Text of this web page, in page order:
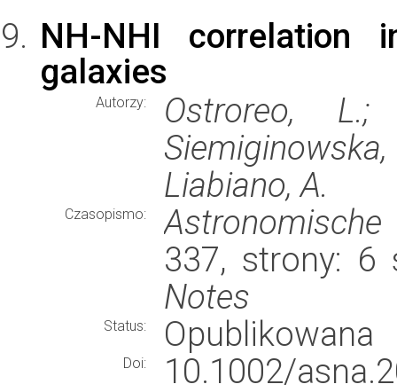
NH-NHI correlation
galaxies
Autorzy:
Ostroreo,
Liabiano, A.
Czasopismo:
337, strony: 6
Notes
Status: Opublikowana
Doi:
10.1002/